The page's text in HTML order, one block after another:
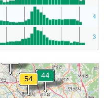
4
3